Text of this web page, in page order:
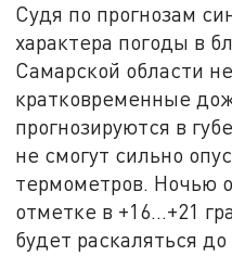
Судя по прогнозам
характера погоды в
Самарской области
кратковременные
прогнозируются в
не смогут сильно
термометров. Ночью
отметке в +16...+21
будет раскаляться до